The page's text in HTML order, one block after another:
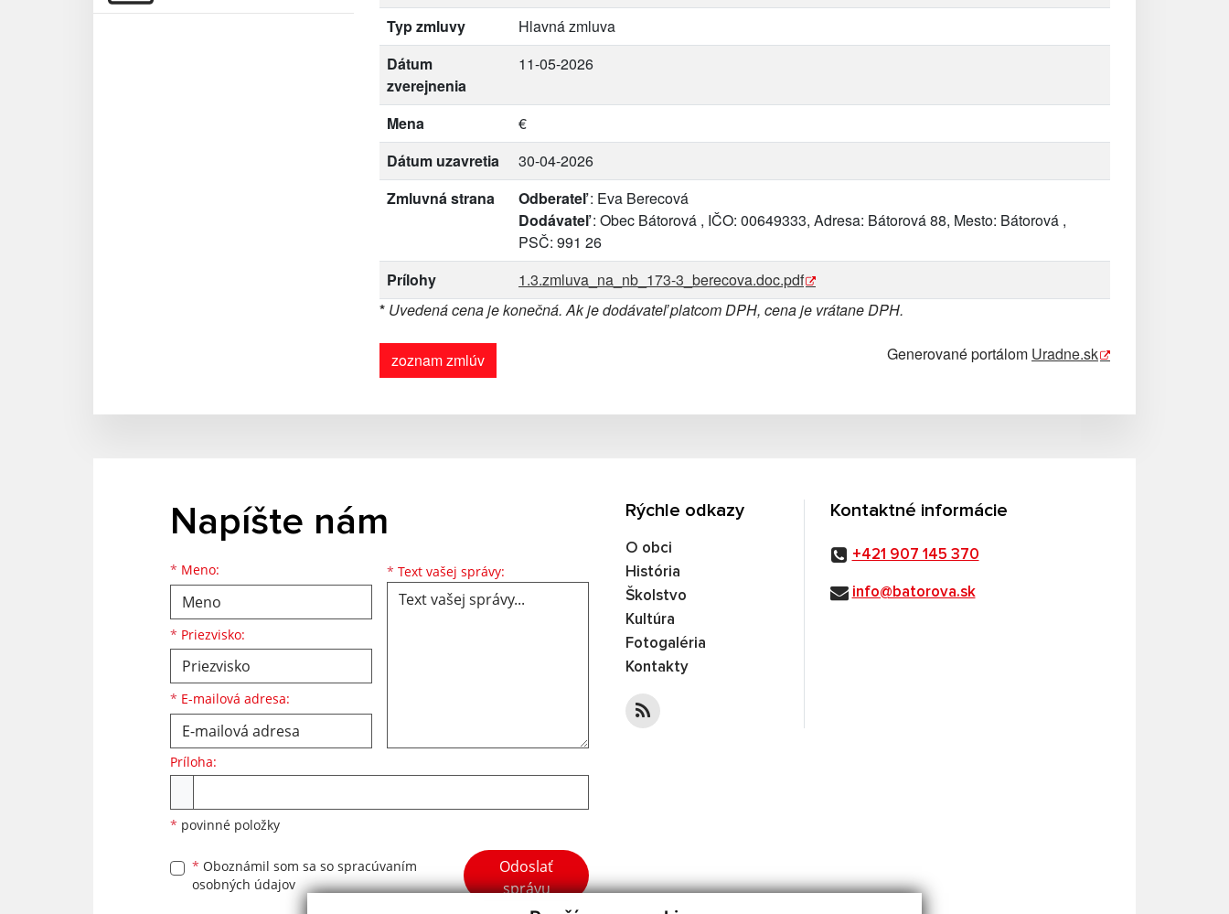
Typ zmluvy
Hlavná zmluva
Dátum
zverejnenia
11-05-2026
Mena
€
Dátum uzavretia
30-04-2026
Zmluvná strana
Odberateľ: Eva Berecová
Dodávateľ: Obec Bátorová , IČO: 00649333, Adresa: Bátorová 88, Mesto: Bátorová ,
PSČ: 991 26
Prílohy
1.3.zmluva_na_nb_173-3_berecova.doc.pdf
* Uvedená cena je konečná. Ak je dodávateľ platcom DPH, cena je vrátane DPH.
zoznam zmlúv Generované portálom Uradne.sk
Napíšte nám
* Meno:
Meno
* Priezvisko:
Priezvisko
* E-mailová adresa:
E-mailová adresa * Text vašej správy: Text vašej správy...
Príloha:
* povinné položky
* Oboznámil som sa so spracúvaním
osobných údajov
Google reCaptcha Response
Odoslať
správu
Rýchle odkazy
O obci
História
Školstvo
Kultúra
Fotogaléria
Kontakty
Kontaktné informácie
+421 907 145 370
info@batorova.sk